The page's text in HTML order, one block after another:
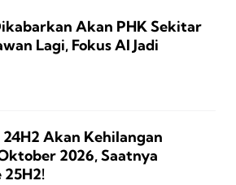
Akan PHK Sekitar
Lagi, Fokus AI Jadi
24H2 Akan Kehilangan
2026, Saatnya
25H2!